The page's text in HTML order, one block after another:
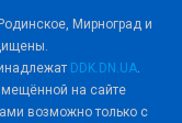
Мирноград и
DDK.DN.UA.
на сайте
возможно только с